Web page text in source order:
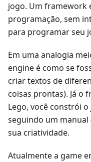
jogo. Um framework
programação, sem
para programar seu
Em uma analogia
engine é como se
criar textos de
coisas prontas). Já o
Lego, você constrói
seguindo um
sua criatividade.
Atualmente a game